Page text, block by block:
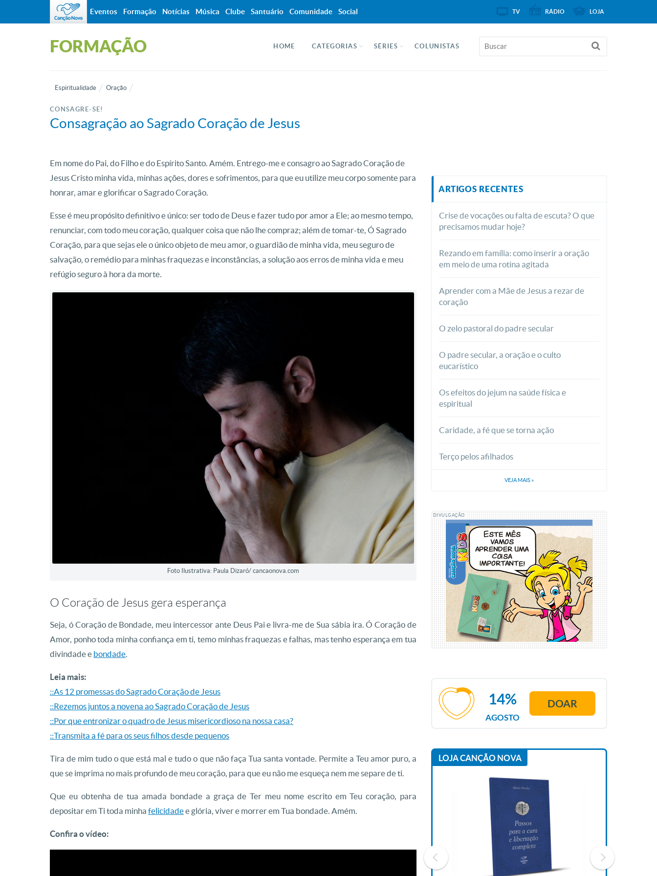
FORMAÇÃO HOME CATEGORIAS SÉRIES COLUNISTAS
Espiritualidade Oração
CONSAGRE-SE!
Consagração ao Sagrado Coração de Jesus
Em nome do Pai, do Filho e do Espírito Santo. Amém. Entrego-me e consagro ao Sagrado Coração de
Jesus Cristo minha vida, minhas ações, dores e sofrimentos, para que eu utilize meu corpo somente para
honrar, amar e glorificar o Sagrado Coração.
Esse é meu propósito definitivo e único: ser todo de Deus e fazer tudo por amor a Ele; ao mesmo tempo,
renunciar, com todo meu coração, qualquer coisa que não lhe compraz; além de tomar-te, Ó Sagrado
Coração, para que sejas ele o único objeto de meu amor, o guardião de minha vida, meu seguro de
salvação, o remédio para minhas fraquezas e inconstâncias, a solução aos erros de minha vida e meu
refúgio seguro à hora da morte.
Foto Ilustrativa: Paula Dizaró/ cancaonova.com
O Coração de Jesus gera esperança
Seja, ó Coração de Bondade, meu intercessor ante Deus Pai e livra-me de Sua sábia ira. Ó Coração de
Amor, ponho toda minha confiança em ti, temo minhas fraquezas e falhas, mas tenho esperança em tua
divindade e bondade.
Leia mais:
::As 12 promessas do Sagrado Coração de Jesus
::Rezemos juntos a novena ao Sagrado Coração de Jesus
::Por que entronizar o quadro de Jesus misericordioso na nossa casa?
::Transmita a fé para os seus filhos desde pequenos
Tira de mim tudo o que está mal e tudo o que não faça Tua santa vontade. Permite a Teu amor puro, a
que se imprima no mais profundo de meu coração, para que eu não me esqueça nem me separe de ti.
Que eu obtenha de tua amada bondade a graça de Ter meu nome escrito em Teu coração, para
depositar em Ti toda minha felicidadee glória, viver e morrer em Tua bondade. Amém.
Confira o vídeo:
ARTIGOS RECENTES
Crise de vocações ou falta de escuta? O que
precisamos mudar hoje?
Rezando em família: como inserir a oração
em meio de uma rotina agitada
Aprender com a Mãe de Jesus a rezar de
coração
O zelo pastoral do padre secular
O padre secular, a oração e o culto
eucarístico
Os efeitos do jejum na saúde física e
espiritual
Caridade, a fé que se torna ação
Terço pelos afilhados
VEJA MAIS »
DIVULGAÇÃO
AGOSTO
14% DOAR
LOJA CANÇÃO NOVA
Eventos Formação Notícias Música Clube Santuário Comunidade Social TV RÁDIO LOJA